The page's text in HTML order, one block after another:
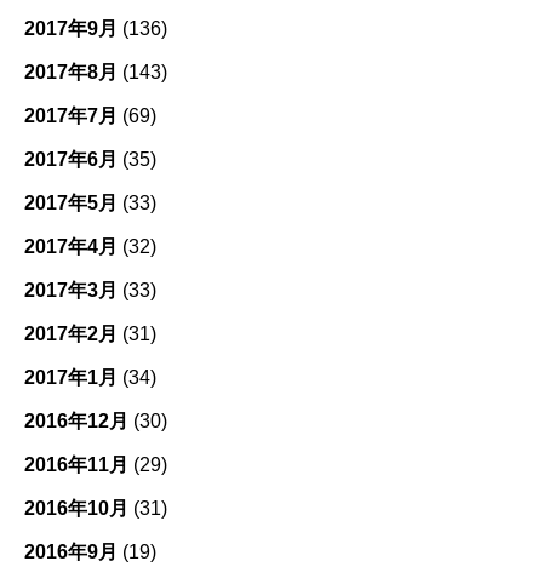
2017年9月 (136)
2017年8月 (143)
2017年7月 (69)
2017年6月 (35)
2017年5月 (33)
2017年4月 (32)
2017年3月 (33)
2017年2月 (31)
2017年1月 (34)
2016年12月 (30)
2016年11月 (29)
2016年10月 (31)
2016年9月 (19)